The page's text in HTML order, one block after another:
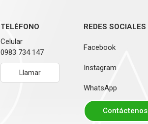
TELÉFONO
Celular
0983 734 147
Llamar
REDES SOCIALES
Facebook
Instagram
WhatsApp
Contáctenos